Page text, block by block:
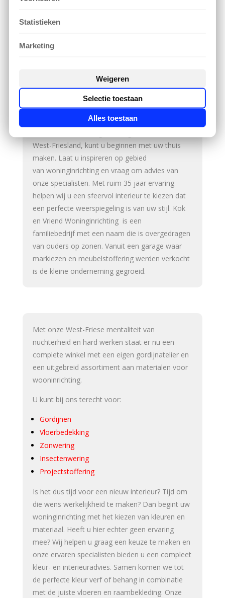
landelijk of industrieel.
persoonlijke voorkeur worden vormgegeven en
helpt u met het creëren van een
thuisbasis. Gordijnen, vloerbedekking en zonweri
ng zijn het uitgangspunt van een sfeervolle en
West-Friesland, kunt u beginnen met uw thuis
maken. Laat u inspireren op gebied
van woninginrichting en vraag om advies van
onze specialisten. Met ruim 35 jaar ervaring
helpen wij u een sfeervol interieur te kiezen dat
een perfecte weerspiegeling is van uw stijl. Kok
en Vriend Woninginrichting is een
familiebedrijf met een naam die is overgedragen
van ouders op zonen. Vanuit een garage waar
markiezen en meubelstoffering werden verkocht
is de kleine onderneming gegroeid.
Met onze West-Friese mentaliteit van
nuchterheid en hard werken staat er nu een
complete winkel met een eigen gordijnatelier en
een uitgebreid assortiment aan materialen voor
wooninrichting.
U kunt bij ons terecht voor:
Gordijnen
Vloerbedekking
Zonwering
Insectenwering
Projectstoffering
Is het dus tijd voor een nieuw interieur? Tijd om
die wens werkelijkheid te maken? Dan begint uw
woninginrichting met het kiezen van kleuren en
materiaal. Heeft u hier echter geen ervaring
mee? Wij helpen u graageen keuze te maken en
onze ervaren specialisten bieden u een compleet
kleur- en interieuradvies. Samen komen we tot
de perfecte kleur verf of behang in combinatie
met de juiste vloeren en raambekleding. Onze
Selectie toestaan
Weigeren
Statistieken
Marketing
Weigeren
Selectie toestaan
Alles toestaan